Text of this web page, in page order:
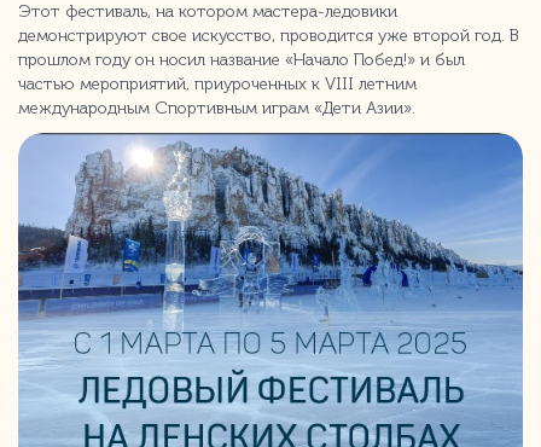
Этот фестиваль, на котором мастера-ледовики
демонстрируют свое искусство, проводится уже второй год. В
прошлом году он носил название «Начало Побед!» и был
частью мероприятий, приуроченных к VIII летним
международным Спортивным играм «Дети Азии».